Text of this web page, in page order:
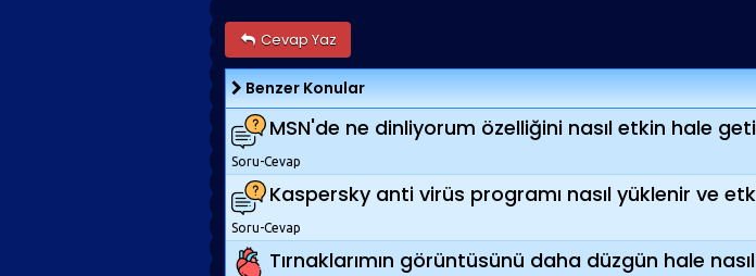
Cevap Yaz
Benzer Konular
MSN'de ne dinliyorum özelliğini nasıl etkin hale
Soru-Cevap
Kaspersky anti virüs programı nasıl yüklenir ve
Soru-Cevap
Tırnaklarımın görüntüsünü daha düzgün hale